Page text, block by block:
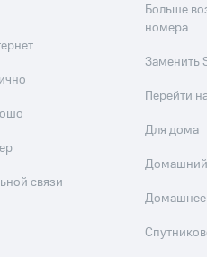
связи
Больше
номера
Заменить
Перейти
Для дома
Домашний